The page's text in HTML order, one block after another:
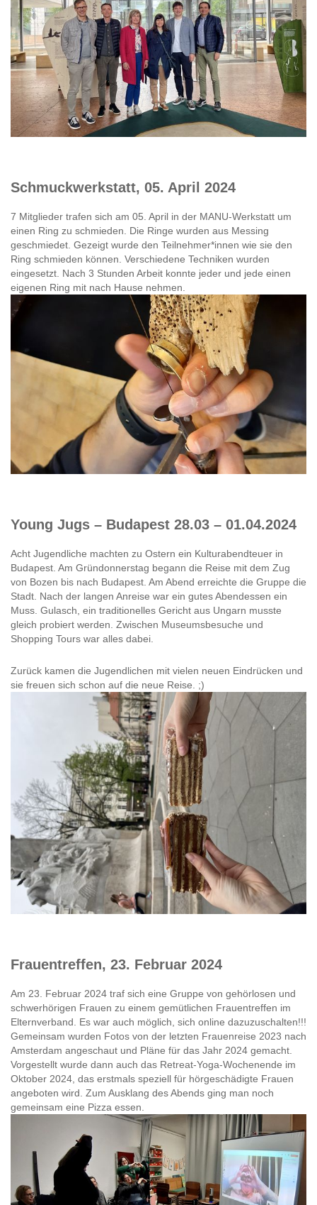
Schmuckwerkstatt, 05. April 2024
7 Mitglieder trafen sich am 05. April in der MANU-Werkstatt um
einen Ring zu schmieden. Die Ringe wurden aus Messing
geschmiedet. Gezeigt wurde den Teilnehmer*innen wie sie den
Ring schmieden können. Verschiedene Techniken wurden
eingesetzt. Nach 3 Stunden Arbeit konnte jeder und jede einen
eigenen Ring mit nach Hause nehmen.
Young Jugs – Budapest 28.03 – 01.04.2024
Acht Jugendliche machten zu Ostern ein Kulturabendteuer in
Budapest. Am Gründonnerstag begann die Reise mit dem Zug
von Bozen bis nach Budapest. Am Abend erreichte die Gruppe die
Stadt. Nach der langen Anreise war ein gutes Abendessen ein
Muss. Gulasch, ein traditionelles Gericht aus Ungarn musste
gleich probiert werden. Zwischen Museumsbesuche und
Shopping Tours war alles dabei.
Zurück kamen die Jugendlichen mit vielen neuen Eindrücken und
sie freuen sich schon auf die neue Reise. ;)
Frauentreffen, 23. Februar 2024
Am 23. Februar 2024 traf sich eine Gruppe von gehörlosen und
schwerhörigen Frauen zu einem gemütlichen Frauentreffen im
Elternverband. Es war auch möglich, sich online dazuzuschalten!!!
Gemeinsam wurden Fotos von der letzten Frauenreise 2023 nach
Amsterdam angeschaut und Pläne für das Jahr 2024 gemacht.
Vorgestellt wurde dann auch das Retreat-Yoga-Wochenende im
Oktober 2024, das erstmals speziell für hörgeschädigte Frauen
angeboten wird. Zum Ausklang des Abends ging man noch
gemeinsam eine Pizza essen.